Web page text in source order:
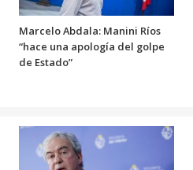
Marcelo Abdala: Manini Ríos
“hace una apología del golpe
de Estado”